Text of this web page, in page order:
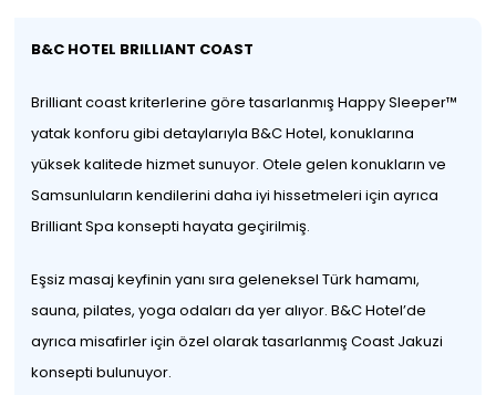
B&C HOTEL BRILLIANT COAST
Brilliant coast kriterlerine göre tasarlanmış Happy Sleeper™
yatak konforu gibi detaylarıyla B&C Hotel, konuklarına
yüksek kalitede hizmet sunuyor. Otele gelen konukların ve
Samsunluların kendilerini daha iyi hissetmeleri için ayrıca
Brilliant Spa konsepti hayata geçirilmiş.
Eşsiz masaj keyfinin yanı sıra geleneksel Türk hamamı,
sauna, pilates, yoga odaları da yer alıyor. B&C Hotel’de
ayrıca misafirler için özel olarak tasarlanmış Coast Jakuzi
konsepti bulunuyor.